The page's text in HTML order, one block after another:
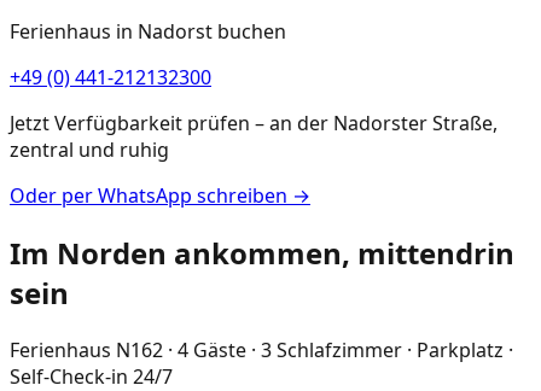
Ferienhaus in Nadorst buchen
+49 (0) 441-212132300
Jetzt Verfügbarkeit prüfen – an der Nadorster Straße,
zentral und ruhig
Oder per WhatsApp schreiben →
Im Norden ankommen, mittendrin
sein
Ferienhaus N162 · 4 Gäste · 3 Schlafzimmer · Parkplatz ·
Self-Check-in 24/7